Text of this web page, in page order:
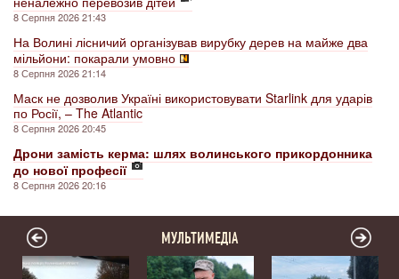
8 Серпня 2026 21:43
На Волині лісничий організував вирубку дерев на майже два
мільйони: покарали умовно
8 Серпня 2026 21:14
Маск не дозволив Україні використовувати Starlink для ударів
по Росії, – The Atlantic
8 Серпня 2026 20:45
Дрони замість керма: шлях волинського прикордонника
до нової професії
8 Серпня 2026 20:16
МУЛЬТИМЕДІА